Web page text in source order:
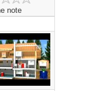
note